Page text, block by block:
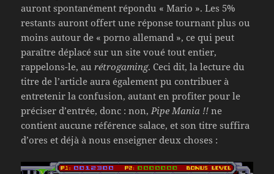
auront spontanément répondu « Mario ». Les 5%
restants auront offert une réponse tournant plus ou
moins autour de « porno allemand », ce qui peut
paraître déplacé sur un site voué tout entier,
rappelons-le, aurétrogaming. Ceci dit, la lecture du
titre de l’article aura également pu contribuer à
entretenir la confusion, autant en profiter pour le
préciser d’entrée, donc : non, Pipe Mania !! ne
contient aucune référence salace, et son titre suffira
d’ores et déjà à nous enseigner deux choses :